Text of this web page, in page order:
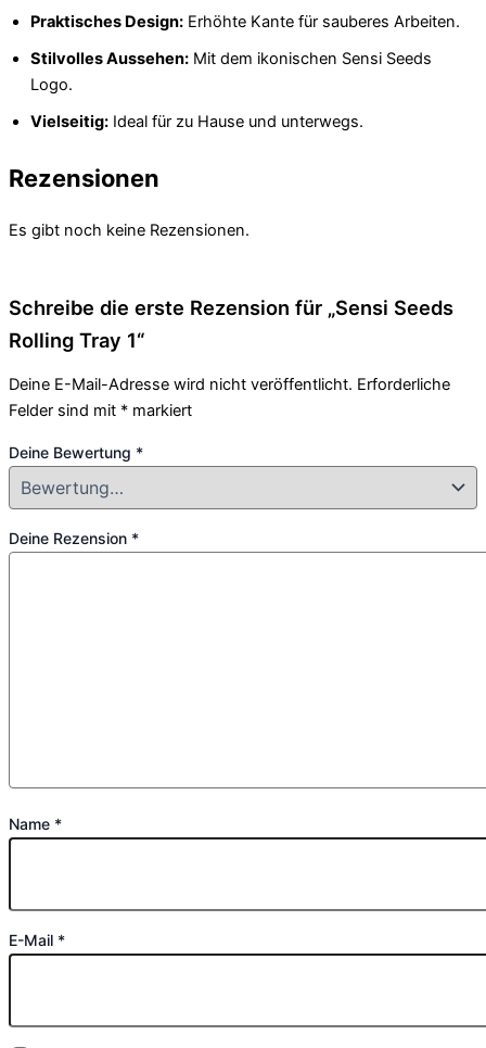
Praktisches Design: Erhöhte Kante für sauberes Arbeiten.
Stilvolles Aussehen: Mit dem ikonischen Sensi Seeds
Logo.
Vielseitig: Ideal für zu Hause und unterwegs.
Rezensionen
Es gibt noch keine Rezensionen.
Schreibe die erste Rezension für „Sensi Seeds
Rolling Tray 1“
Deine E-Mail-Adresse wird nicht veröffentlicht. Erforderliche
Felder sind mit * markiert
Deine Bewertung *
Deine Rezension *
Name *
E-Mail *